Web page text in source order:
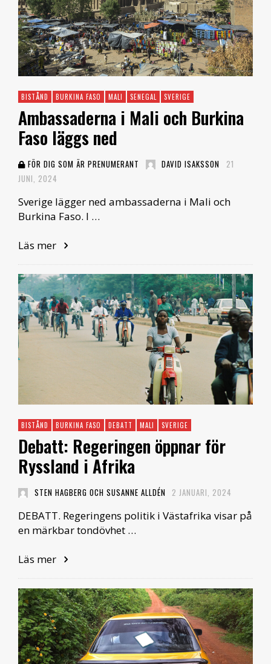
BISTÅND BURKINA FASO MALI SENEGAL SVERIGE
Ambassaderna i Mali och Burkina
Faso läggs ned
FÖR DIG SOM ÄR PRENUMERANT DAVID ISAKSSON
21
JUNI, 2024
Sverige lägger ned ambassaderna i Mali och
Burkina Faso. I …
Läs mer
BISTÅND BURKINA FASO DEBATT MALI SVERIGE
Debatt: Regeringen öppnar för
Ryssland i Afrika
STEN HAGBERG OCH SUSANNE ALLDÉN 2 JANUARI, 2024
DEBATT. Regeringens politik i Västafrika visar på
en märkbar tondövhet …
Läs mer